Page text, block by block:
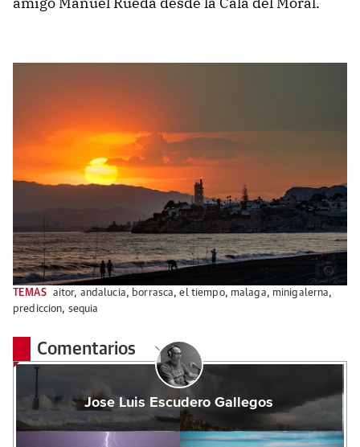
TEMAS aitor, andalucia, borrasca,el tiempo, malaga, minigalerna,
prediccion, sequia
Comentarios
Jose Luis Escudero Gallegos